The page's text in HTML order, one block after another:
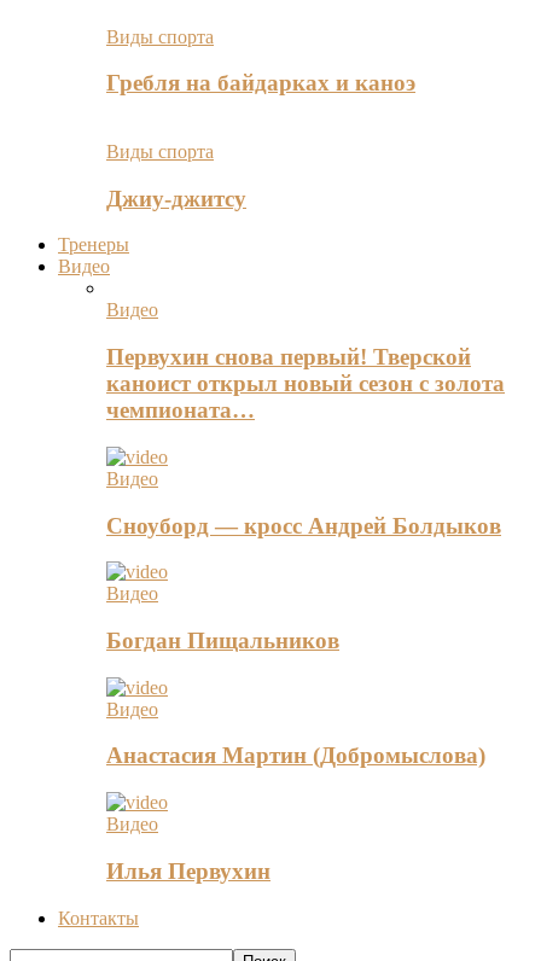
Виды спорта
Гребля на байдарках и каноэ
Виды спорта
Джиу-джитсу
Тренеры
Видео
Видео
Первухин снова первый! Тверской
каноист открыл новый сезон с золота
чемпионата…
Видео
Сноуборд — кросс Андрей Болдыков
Видео
Богдан Пищальников
Видео
Анастасия Мартин (Добромыслова)
Видео
Илья Первухин
Контакты